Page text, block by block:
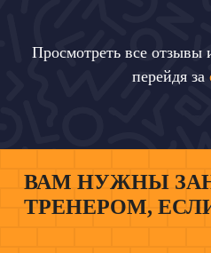
Просмотреть все отзывы
перейдя за
ВАМ НУЖНЫ
ТРЕНЕРОМ,